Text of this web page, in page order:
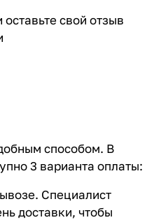
свой отзыв
способом. В
3 варианта оплаты:
Специалист
доставки, чтобы